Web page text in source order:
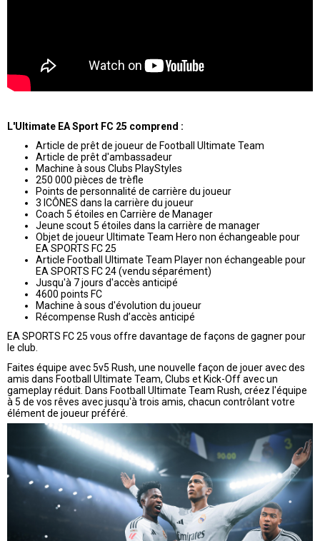
L'Ultimate EA Sport FC 25 comprend :
Article de prêt de joueur de Football Ultimate Team
Article de prêt d'ambassadeur
Machine à sous Clubs PlayStyles
250 000 pièces de trèfle
Points de personnalité de carrière du joueur
3 ICÔNES dans la carrière du joueur
Coach 5 étoiles en Carrière de Manager
Jeune scout 5 étoiles dans la carrière de manager
Objet de joueur Ultimate Team Hero non échangeable pour
EA SPORTS FC 25
Article Football Ultimate Team Player non échangeable pour
EA SPORTS FC 24 (vendu séparément)
Jusqu'à 7 jours d'accès anticipé
4600 points FC
Machine à sous d'évolution du joueur
Récompense Rush d’accès anticipé
EA SPORTS FC 25 vous offre davantage de façons de gagner pour
le club.
Faites équipe avec 5v5 Rush, une nouvelle façon de jouer avec des
amis dans Football Ultimate Team, Clubs et Kick-Off avec un
gameplay réduit. Dans Football Ultimate Team Rush, créez l'équipe
à 5 de vos rêves avec jusqu'à trois amis, chacun contrôlant votre
élément de joueur préféré.